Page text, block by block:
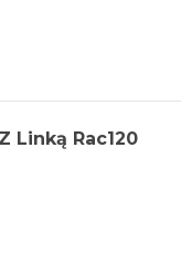
Linką Rac120